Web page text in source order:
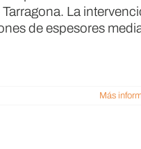
La
de espesores
Más